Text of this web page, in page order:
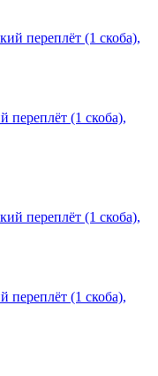
переплёт (1 скоба),
переплёт (1 скоба),